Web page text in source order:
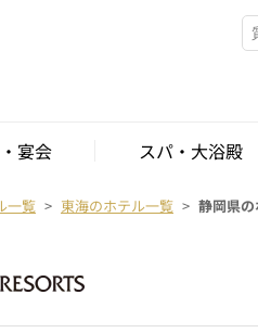
宴会 スパ・大浴殿
一覧 東海のホテル一覧 静岡県